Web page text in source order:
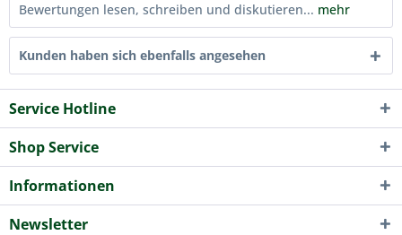
Bewertungen lesen, schreiben und diskutieren... mehr
Kunden haben sich ebenfalls angesehen
Service Hotline
Shop Service
Informationen
Newsletter